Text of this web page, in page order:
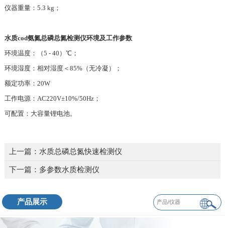
仪器重量：5.3 kg；
水质cod氨氮总磷总氮检测仪环境及工作参数
环境温度：（5 - 40）℃；
环境湿度：相对湿度＜85%（无冷凝）；
额定功率：20W
工作电源：AC220V±10%/50Hz；
可配置：大容量锂电池。
上一篇： 水质总磷总氮快速检测仪
下一篇： 多参数水质检测仪
产品展示